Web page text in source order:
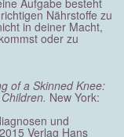
Aufgabe besteht
Nährstoffe zu
in deiner Macht,
oder zu
of a Skinned Knee:
New York:
und
Verlag Hans